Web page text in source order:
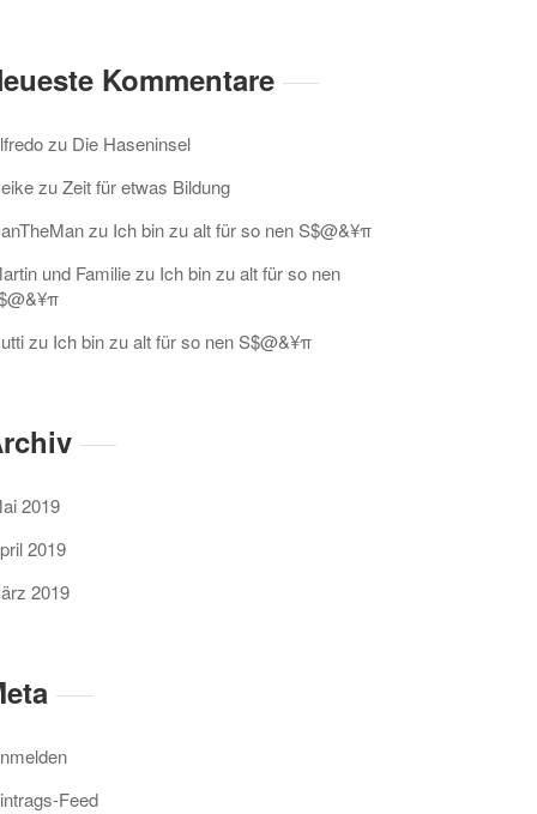
Kommentare
zu Die Haseninsel
zuZeit für etwas Bildung
zu Ich bin zu alt für so nen S$@&¥π
und Familiezu Ich bin zu alt für so nen
zu Ich bin zu alt für so nen S$@&¥π
2019
2019
2019
Feed